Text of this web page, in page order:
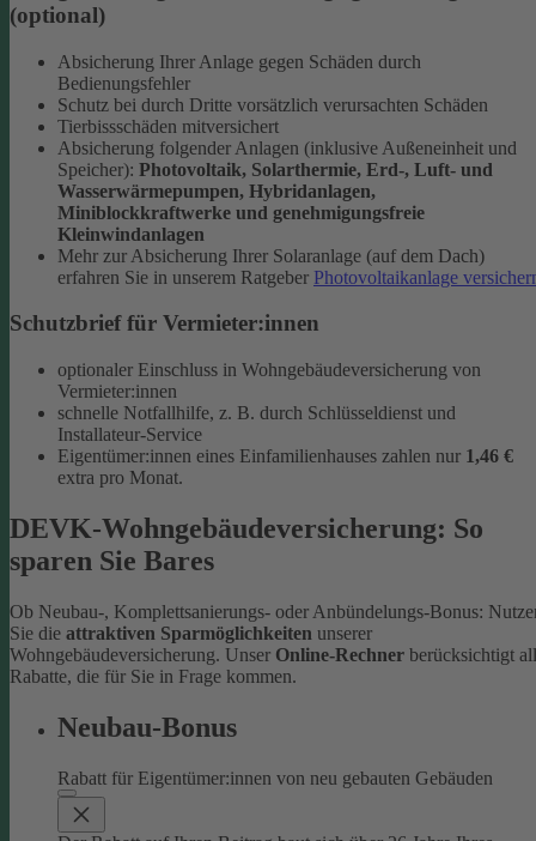
(optional)
Absicherung Ihrer Anlage gegen Schäden durch
Bedienungsfehler
Schutz bei durch Dritte vorsätzlich verursachten Schäden
Tierbissschäden mitversichert
Absicherung folgender Anlagen (inklusive Außeneinheit und
Speicher): Photovoltaik, Solarthermie, Erd-, Luft- und
Wasserwärmepumpen, Hybridanlagen,
Miniblockkraftwerke und genehmigungsfreie
Kleinwindanlagen
Mehr zur Absicherung Ihrer Solaranlage (auf dem Dach)
erfahren Sie in unserem Ratgeber Photovoltaikanlage
Schutzbrief für Vermieter:innen
optionaler Einschluss in Wohngebäudeversicherung von
Vermieter:innen
schnelle Notfallhilfe, z. B. durch Schlüsseldienst und
Installateur-Service
Eigentümer:innen eines Einfamilienhauses zahlen nur 1,46 €
extra pro Monat.
DEVK-Wohngebäudeversicherung: So
sparen Sie Bares
Ob Neubau-, Komplettsanierungs- oder Anbündelungs-Bonus:
Sie die attraktiven Sparmöglichkeiten unserer
Wohngebäudeversicherung. Unser Online-Rechner berücksichtigt
Rabatte, die für Sie in Frage kommen.
Neubau-Bonus
Rabatt für Eigentümer:innen von neu gebauten Gebäuden